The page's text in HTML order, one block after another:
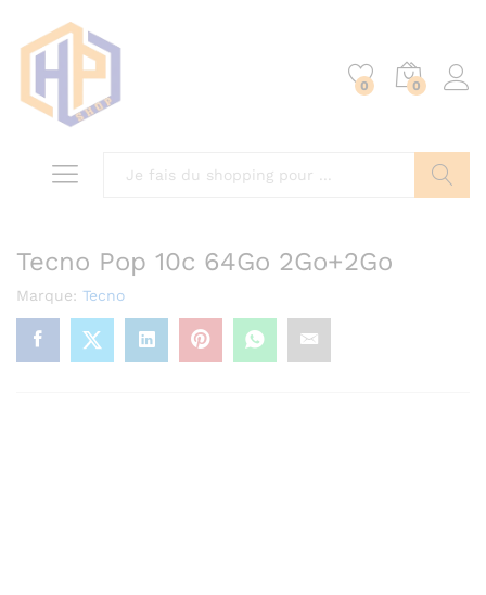
0 0
Tecno Pop 10c 64Go 2Go+2Go
Marque: Tecno